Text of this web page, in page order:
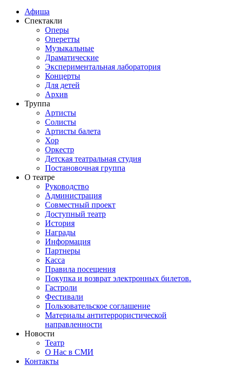
Афиша
Спектакли
Оперы
Оперетты
Музыкальные
Драматические
Экспериментальная лаборатория
Концерты
Для детей
Архив
Труппа
Артисты
Солисты
Артисты балета
Хор
Оркестр
Детская театральная студия
Постановочная группа
О театре
Руководство
Администрация
Совместный проект
Доступный театр
История
Награды
Информация
Партнеры
Касса
Правила посещения
Покупка и возврат электронных билетов.
Гастроли
Фестивали
Пользовательское соглашение
Материалы антитеррористической
направленности
Новости
Театр
О Нас в СМИ
Контакты